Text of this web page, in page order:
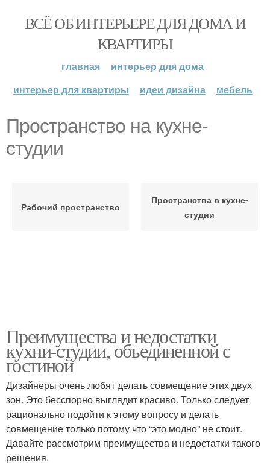
ВСЁ ОБ ИНТЕРЬЕРЕ ДЛЯ ДОМА И
КВАРТИРЫ
главная
интерьер для дома
интерьер для квартиры
идеи дизайна мебель
Пространство на кухне-
студии
Рабочий пространство
Пространства в кухне-
студии
Преимущества и недостатки
кухни-студии, объединенной с
гостиной
Дизайнеры очень любят делать совмещение этих двух
зон. Это бесспорно выглядит красиво. Только следует
рационально подойти к этому вопросу и делать
совмещение только потому что “это модно” не стоит.
Давайте рассмотрим преимущества и недостатки такого
решения.